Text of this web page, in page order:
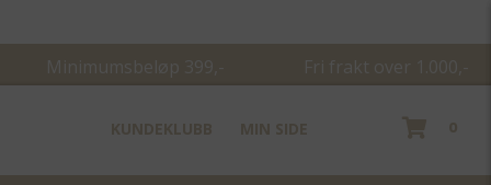
Minimumsbeløp 399,- Fri frakt over 1.000,-
KUNDEKLUBB MIN SIDE 0